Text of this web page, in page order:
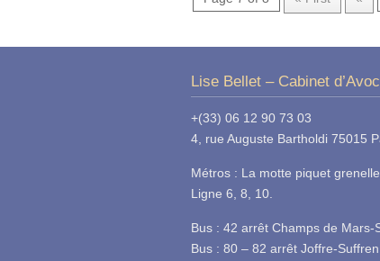
Lise Bellet – Cabinet
+(33) 06 12 90 73 03
4, rue Auguste Bartholdi 75015
Métros : La motte piquet
Ligne 6, 8, 10.
Bus : 42 arrêt Champs de Mars-
Bus : 80 – 82 arrêt Joffre-Suffren